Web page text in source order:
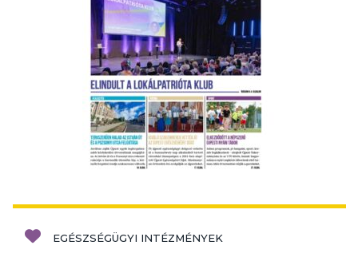
EGÉSZSÉGÜGYI INTÉZMÉNYEK